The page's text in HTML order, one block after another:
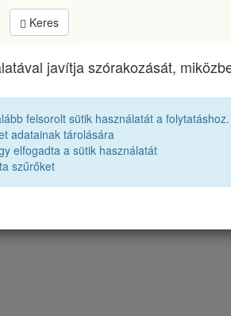
Keres
Líceumegykori diákjai
Hunyadi Mátyás
javítja szórakozását,
felsorolt sütik használatát a folytatáshoz.
adatainak tárolására
elfogadta a sütik használatát
szűrőket